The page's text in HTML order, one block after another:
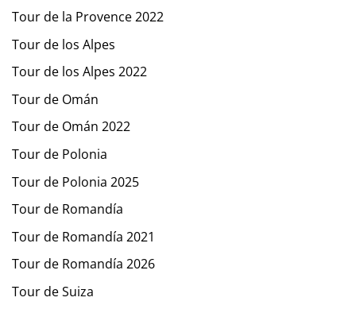
Tour de la Provence 2022
Tour de los Alpes
Tour de los Alpes 2022
Tour de Omán
Tour de Omán 2022
Tour de Polonia
Tour de Polonia 2025
Tour de Romandía
Tour de Romandía 2021
Tour de Romandía 2026
Tour de Suiza